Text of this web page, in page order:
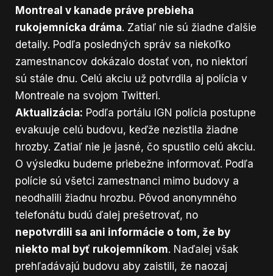
Montreal v kanade práve prebieha
rukojemnícka dráma. Zatiaľ nie sú žiadne ďalšie
detaily. Podľa posledných správ sa niekoľko
zamestnancov dokázalo dostať von, no niektorí
sú stále dnu. Celú akciu už potvrdila aj polícia v
Montreale na svojom Twitteri.
Aktualizácia: Podľa portálu IGN polícia postupne
evakuuje celú budovu, keďže nezistila žiadne
hrozby. Zatiaľ nie je jasné, čo spustilo celú akciu.
O výsledku budeme priebežne informovať. Podľa
polície sú všetci zamestnanci mimo budovy a
neodhalili žiadnu hrozbu. Pôvod anonymného
telefonátu budú ďalej prešetrovať, no
nepotvrdili sa ani informácie o tom, že by
niekto mal byť rukojemníkom. Naďalej však
prehľadávajú budovu aby zaistili, že naozaj